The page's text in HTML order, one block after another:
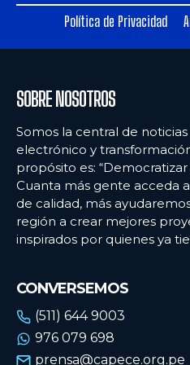
ARGENTINA
BOLIVIA
CHILE
COLOMBIA
ECUADOR
URUGUAY
VENEZUELA
ARGENTINA
BOLIVIA
CHILE
COLOMBIA
ECUADOR
URUGUAY
VENEZUELA
Política de Privacidad
SOBRE NOSOTROS
Somos la central de
electrónico y
propósito es:
Cuanta más gente acceda
de calidad, más
región a crear mejores
inspirados por quienes ya
CONVERSEMOS
(511) 644 9003
976 079 698
prensa@capece.org.pe